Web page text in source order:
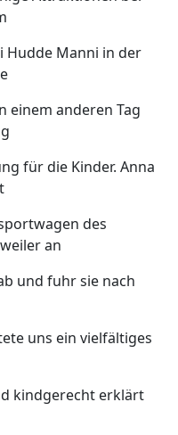
Hudde Manni in der
einem anderen Tag
für die Kinder. Anna
des
an
und fuhr sie nach
uns ein vielfältiges
kindgerecht erklärt